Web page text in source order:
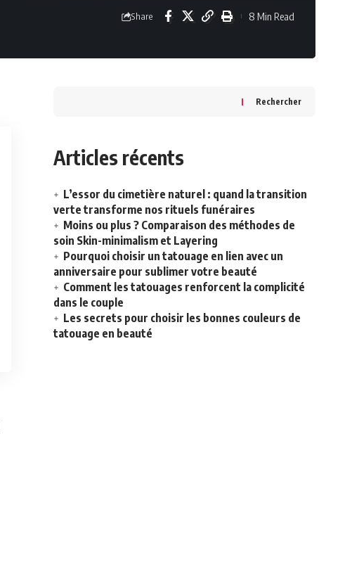
Share 8 Min Read
Rechercher
Articles récents
L’essor du cimetière naturel : quand la transition
verte transforme nos rituels funéraires
Moins ou plus ? Comparaison des méthodes de
soin Skin-minimalism et Layering
Pourquoi choisir un tatouage en lien avec un
anniversaire pour sublimer votre beauté
Comment les tatouages renforcent la complicité
dans le couple
Les secrets pour choisir les bonnes couleurs de
tatouage en beauté